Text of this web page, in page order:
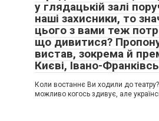
у глядацькій залі
наші захисники, то
цього з вами теж
що дивитися?
вистав, зокрема й
Києві, Івано-
Коли востаннє Ви ходили до
можливо когось здивує, але